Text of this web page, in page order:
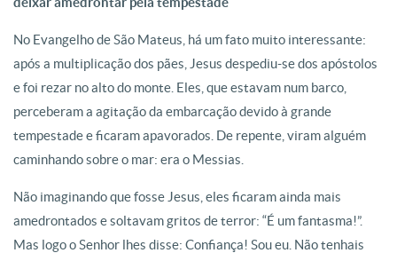
No Evangelho de São Mateus, há um fato muito interessante:
após a multiplicação dos pães, Jesus despediu-se dos apóstolos
e foi rezar no alto do monte. Eles, que estavam num barco,
perceberam a agitação da embarcação devido à grande
tempestade e ficaram apavorados. De repente, viram alguém
caminhando sobre o mar: era o Messias.
Não imaginando que fosse Jesus, eles ficaram ainda mais
amedrontados e soltavam gritos de terror: “É um fantasma!”.
Mas logo o Senhor lhes disse: Confiança! Sou eu. Não tenhais